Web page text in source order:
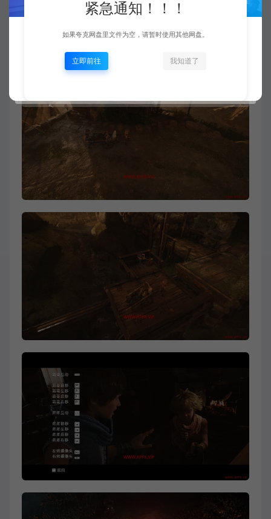
紧急通知！！！
如果夸克网盘里文件为空，请暂时使用其他网盘。
立即前往 我知道了